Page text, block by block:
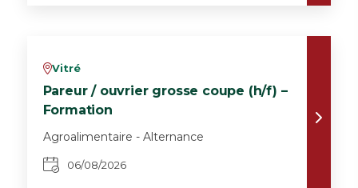
vVitré
Pareur / ouvrier grosse coupe (h/f) –
Formation
Agroalimentaire - Alternance
06/08/2026